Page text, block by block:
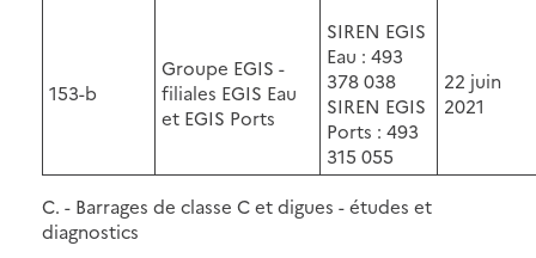
153-b
Groupe EGIS -
filiales EGIS Eau
et EGIS Ports
SIREN EGIS
Eau : 493
378 038
SIREN EGIS
Ports : 493
315 055
22 juin
2021
C. - Barrages de classe C et digues - études et
diagnostics